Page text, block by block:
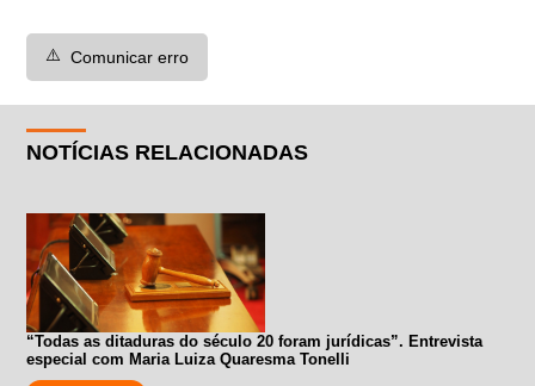
⚠️ Comunicar erro
NOTÍCIAS RELACIONADAS
“Todas as ditaduras do século 20 foram jurídicas”. Entrevista
especial com Maria Luiza Quaresma Tonelli